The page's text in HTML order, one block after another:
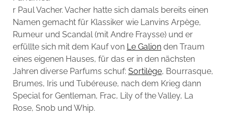
r Paul Vacher. Vacher hatte sich damals bereits einen
Namen gemacht für Klassiker wie Lanvins Arpège,
Rumeur und Scandal (mit Andre Fraysse) und er
erfüllte sich mit dem Kauf von Le Galionden Traum
eines eigenen Hauses, für das er in den nächsten
Jahren diverse Parfums schuf: Sortilège, Bourrasque,
Brumes, Iris und Tubéreuse, nach dem Krieg dann
Special for Gentleman, Frac, Lily of the Valley, La
Rose, Snob und Whip.